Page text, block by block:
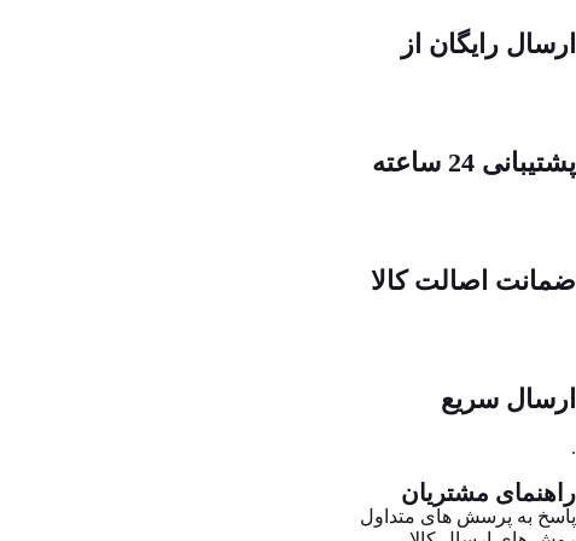
ارسال رایگان از
پشتیبانی 24 ساعته
ضمانت اصالت کالا
ارسال سریع
.
راهنمای مشتریان
پاسخ به پرسش های متداول